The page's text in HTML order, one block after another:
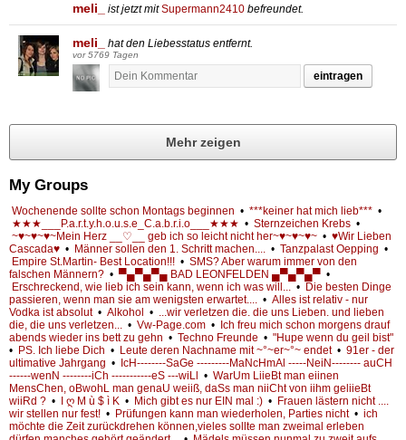
meli_ ist jetzt mitSupermann2410 befreundet.
meli_ hat den Liebesstatus entfernt.
vor 5769 Tagen
eintragen
Mehr zeigen
My Groups
Wochenende sollte schon Montags beginnen • ***keiner hat mich lieb*** •
★★★___P.a.r.t.y.h.o.u.s.e_C.a.b.r.i.o___★★★ • Sternzeichen Krebs •
~♥~♥~♥~Mein Herz __♡__ geb ich so leicht nicht her~♥~♥~♥~ • ♥Wir Lieben
Cascada♥ • Männer sollen den 1. Schritt machen.... • Tanzpalast Oepping •
Empire St.Martin- Best Location!!! • SMS? Aber warum immer von den
falschen Männern? • ▀▄▀▄▀▄ BAD LEONFELDEN ▄▀▄▀▄▀ •
Erschreckend, wie lieb ich sein kann, wenn ich was will...
• Die besten Dinge
passieren, wenn man sie am wenigsten erwartet....
• Alles ist relativ - nur
Vodka ist absolut • Alkohol •
...wir verletzen die. die uns Lieben. und lieben
die, die uns verletzen...
• Vw-Page.com • Ich freu mich schon morgens drauf
abends wieder ins bett zu gehn • Techno Freunde • "Hupe wenn du geil bist"
• PS. Ich liebe Dich • Leute deren Nachname mit ~°~er~°~ endet • 91er - der
ultimative Jahrgang • IcH--------SaGe ---------MaNcHmAl -----NeiN-------- auCH
------wenN --------iCh -----------eS ---wiLl • WarUm LiieBt man eiinen
MensChen, oBwohL man genaU weiiß, daSs man niiCht von iihm geliieBt
wiiRd ? • I ღ M ù $ ì K • Mich gibt es nur EIN mal :) • Frauen lästern nicht ....
wir stellen nur fest! • Prüfungen kann man wiederholen, Parties nicht • ich
möchte die Zeit zurückdrehen können,vieles sollte man zweimal erleben